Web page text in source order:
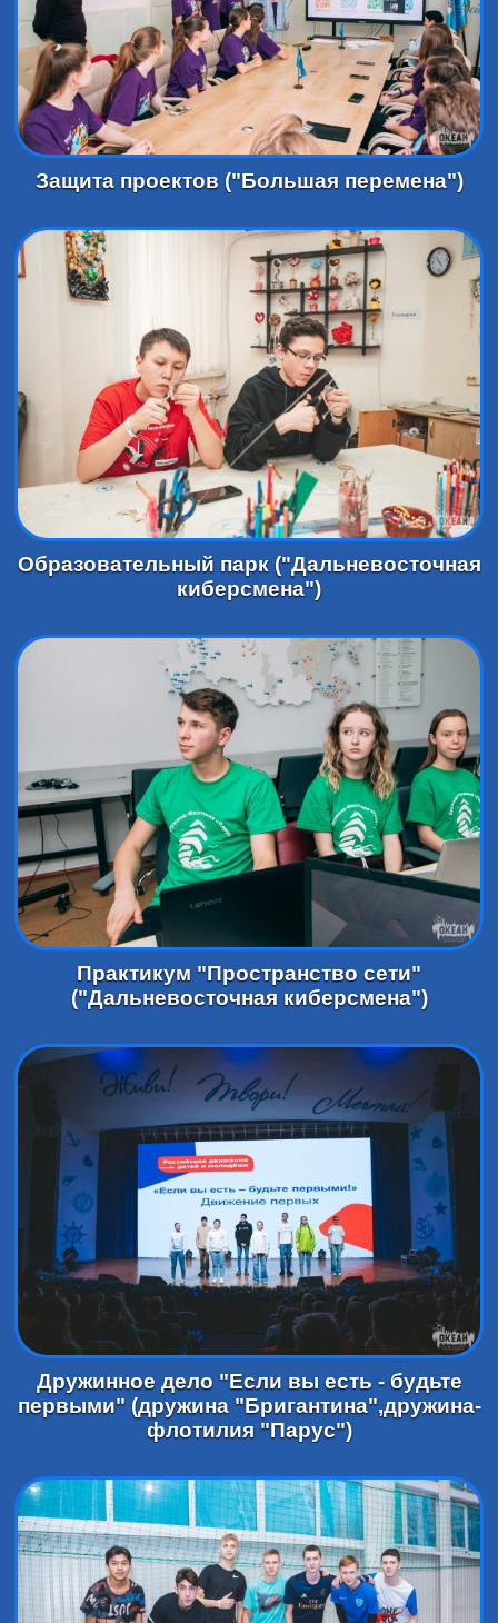
Защита проектов ("Большая перемена")
Образовательный парк ("Дальневосточная
киберсмена")
Практикум "Пространство сети"
("Дальневосточная киберсмена")
Дружинное дело "Если вы есть - будьте
первыми" (дружина "Бригантина",дружина-
флотилия "Парус")